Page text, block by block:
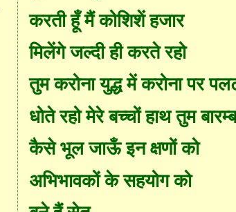
करतीहूँमैं कोशिशें हजार
मिलेंगे जल्दी ही करते रहो
तुम करोना युद्ध में करोना पर
धोते रहो मेरे बच्चों हाथ तुम बार
कैसे भूल जाऊँइन क्षणों को
अभिभावकों के सहयोग को